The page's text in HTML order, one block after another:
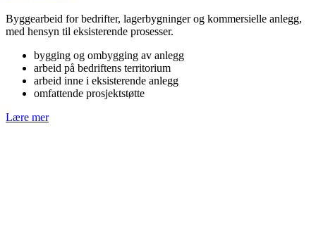
Byggearbeid for bedrifter, lagerbygninger og kommersielle anlegg,
med hensyn til eksisterende prosesser.
bygging og ombygging av anlegg
arbeid på bedriftens territorium
arbeid inne i eksisterende anlegg
omfattende prosjektstøtte
Lære mer